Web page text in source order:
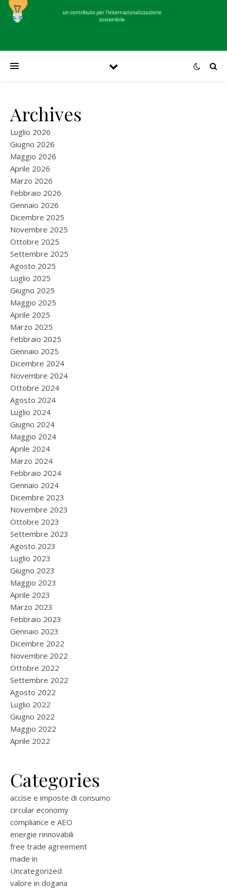
Archives
Luglio 2026
Giugno 2026
Maggio 2026
Aprile 2026
Marzo 2026
Febbraio 2026
Gennaio 2026
Dicembre 2025
Novembre 2025
Ottobre 2025
Settembre 2025
Agosto 2025
Luglio 2025
Giugno 2025
Maggio 2025
Aprile 2025
Marzo 2025
Febbraio 2025
Gennaio 2025
Dicembre 2024
Novembre 2024
Ottobre 2024
Agosto 2024
Luglio 2024
Giugno 2024
Maggio 2024
Aprile 2024
Marzo 2024
Febbraio 2024
Gennaio 2024
Dicembre 2023
Novembre 2023
Ottobre 2023
Settembre 2023
Agosto 2023
Luglio 2023
Giugno 2023
Maggio 2023
Aprile 2023
Marzo 2023
Febbraio 2023
Gennaio 2023
Dicembre 2022
Novembre 2022
Ottobre 2022
Settembre 2022
Agosto 2022
Luglio 2022
Giugno 2022
Maggio 2022
Aprile 2022
Categories
accise e imposte di consumo
circular economy
compliance e AEO
energie rinnovabili
free trade agreement
made in
Uncategorized
valore in dogana